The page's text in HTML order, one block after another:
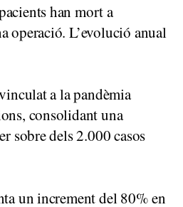
han mort a
operació. L’evolució anual
a la pandèmia
consolidant una
sobre dels 2.000 casos
un increment del 80% en